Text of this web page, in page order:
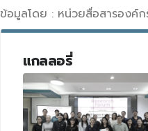
ข้อมูลโดย : หน่วยสื่อสารองค์
แกลลอรี่